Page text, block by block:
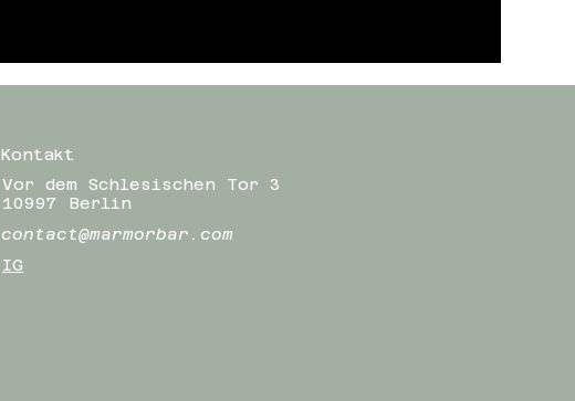
Kontakt
Vor dem Schlesischen Tor 3
10997 Berlin
contact@marmorbar.com
IG